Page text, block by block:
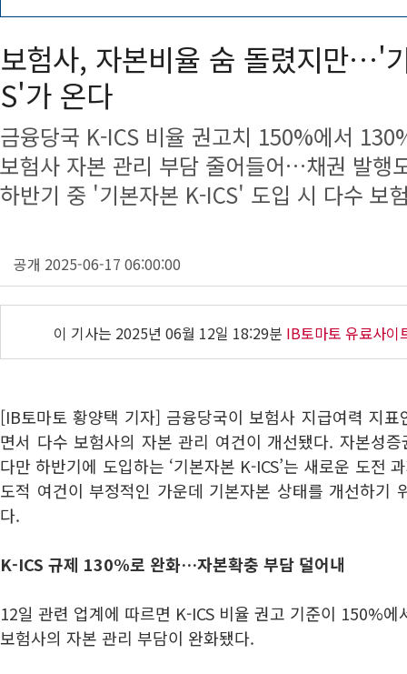
보험사, 자본비율 숨 돌렸지만…'
S'가 온다
금융당국 K-ICS 비율 권고치 150%에서
보험사 자본 관리 부담 줄어들어…채권 발행
하반기 중 '기본자본 K-ICS' 도입 시 다수 보
공개 2025-06-17 06:00:00
이 기사는 2025년 06월 12일 18:29분 IB토마토 유료사이
[IB토마토 황양택 기자] 금융당국이 보험사 지급여력 지
면서 다수 보험사의 자본 관리 여건이 개선됐다. 자본성
다만 하반기에 도입하는 ‘기본자본 K-ICS’는 새로운 도전
도적 여건이 부정적인 가운데 기본자본 상태를 개선하기
다.
K-ICS 규제 130%로 완화…자본확충 부담 덜어내
12일 관련 업계에 따르면 K-ICS 비율 권고 기준이 150%
보험사의 자본 관리 부담이 완화됐다.